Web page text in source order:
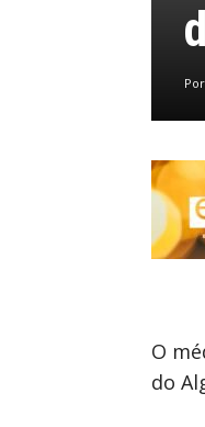
Por
O
do